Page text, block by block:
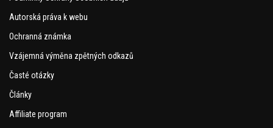
Autorská práva k webu
Ochranná známka
Vzájemná výměna zpětných odkazů
Časté otázky
Články
Affiliate program